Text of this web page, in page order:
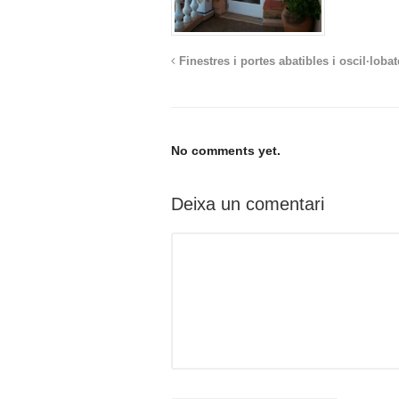
Finestres i portes abatibles i
No comments yet.
Deixa un comentari